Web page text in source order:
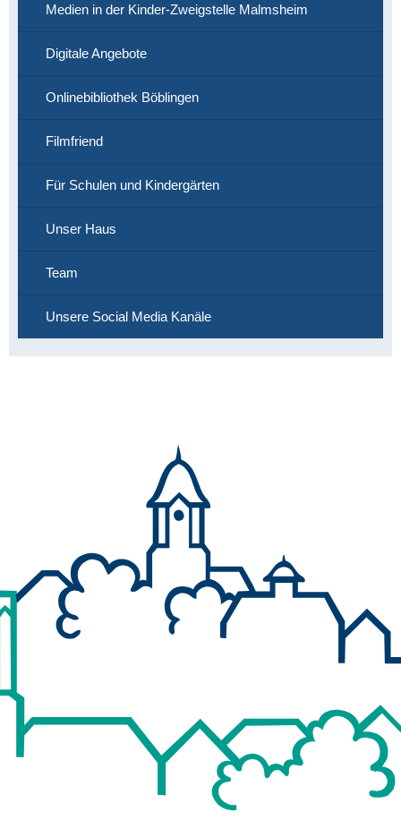
Medien in der Kinder-Zweigstelle Malmsheim
Digitale Angebote
Onlinebibliothek Böblingen
Filmfriend
Für Schulen und Kindergärten
Unser Haus
Team
Unsere Social Media Kanäle